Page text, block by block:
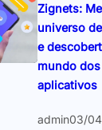
Zignets:
universo
e
mundo dos
aplicativos
admin03/